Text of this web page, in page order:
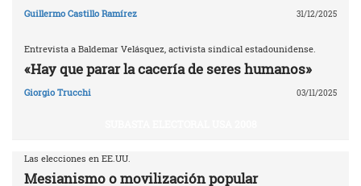
Guillermo Castillo Ramírez 31/12/2025
Entrevista a Baldemar Velásquez, activista sindical estadounidense.
«Hay que parar la cacería de seres humanos»
Giorgio Trucchi 03/11/2025
Las elecciones en EE.UU.
Mesianismo o movilización popular